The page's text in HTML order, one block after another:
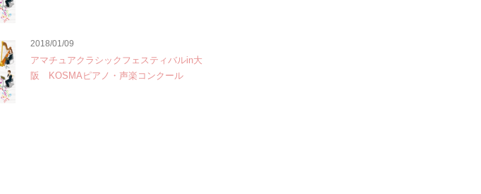
2018/01/09
アマチュアクラシックフェスティバルin大
阪 KOSMAピアノ・声楽コンクール